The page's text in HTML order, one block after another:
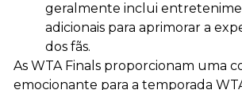
geralmente inclui
adicionais para aprimorar a
dos fãs.
As WTA Finals proporcionam uma
emocionante para a temporada